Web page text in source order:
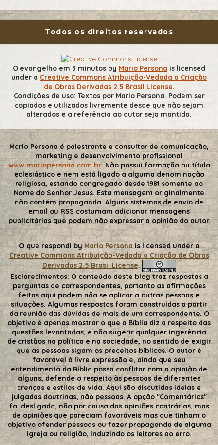
Todos os direitos reservados
O evangelho em 3 minutos by Mario Persona is licensed
under a Creative Commons Atribuição-Vedada a Criação
de Obras Derivadas 2.5 Brasil License.
Condições de uso: Textos por Mario Persona. Podem ser
copiados e utilizados livremente desde que não sejam
alterados e a referência ao autor seja mantida.
Mario Persona é palestrante e consultor de comunicação,
marketing e desenvolvimento profissional
www.mariopersona.com.br. Não possui formação ou título
eclesiástico e nem está ligado a alguma denominação
religiosa, estando congregado desde 1981 somente ao
Nome do Senhor Jesus. Esta mensagem originalmente
não contém propaganda. Alguns sistemas de envio de
email ou RSS costumam adicionar mensagens
publicitárias que podem não expressar a opinião do autor.
O que respondiby Mario Personais licensed under a
Creative Commons Atribuição-Vedada a Criação de Obras
Derivadas 2.5 Brasil License.
Esclarecimentos:O conteúdo deste blog traz respostas a
perguntas de correspondentes, portanto as afirmações
feitas aqui podem não se aplicar a outras pessoas e
situações. Algumas respostas foram construídas a partir
da reunião das dúvidas de mais de um correspondente. O
objetivo é apenas mostrar o que a Bíblia diz a respeito das
questões levantadas, e não sugerir qualquer ingerência
de cristãos na política e na sociedade, no sentido de exigir
que as pessoas sigam os preceitos bíblicos. O autor é
favorável à livre expressão e, ainda que seu
entendimento da Bíblia possa conflitar com a opinião de
alguns, defende o respeito às pessoas de diferentes
crenças e estilos de vida. Aqui são discutidas ideias e
julgadas doutrinas, não pessoas. A opção "Comentários"
foi desligada, não por causa das opiniões contrárias, mas
de opiniões que pareciam favoráveis mas que tinham o
objetivo ofender pessoas ou fazer propaganda de alguma
igreja ou religião, induzindo os leitores ao erro.